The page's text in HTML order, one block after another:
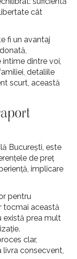
cât
fi un avantaj
dintre voi,
detaliile
scurt, această
București, este
de preț
implicare
pentru
tocmai această
există prea mult
clar,
livra consecvent,